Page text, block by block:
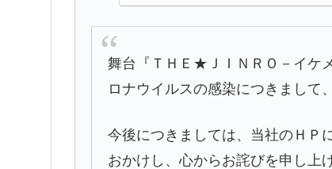
舞台『ＴＨＥ★ＪＩＮＲＯ－イケ
ロナウイルスの感染につきまして
今後につきましては、当社のＨＰ
おかけし、心からお詫びを申し上